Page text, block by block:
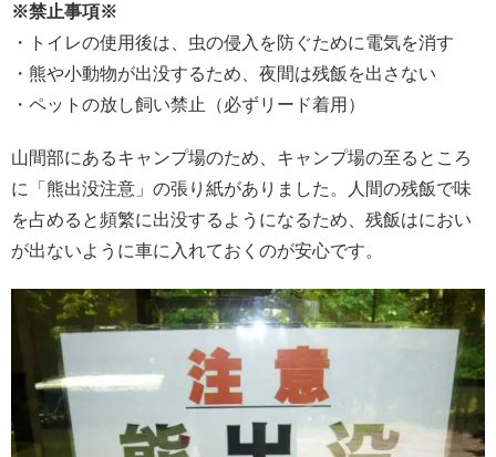
※禁止事項※
・トイレの使用後は、虫の侵入を防ぐために電気を消す
・熊や小動物が出没するため、夜間は残飯を出さない
・ペットの放し飼い禁止（必ずリード着用）
山間部にあるキャンプ場のため、キャンプ場の至るところ
に「熊出没注意」の張り紙がありました。人間の残飯で味
を占めると頻繁に出没するようになるため、残飯はにおい
が出ないように車に入れておくのが安心です。